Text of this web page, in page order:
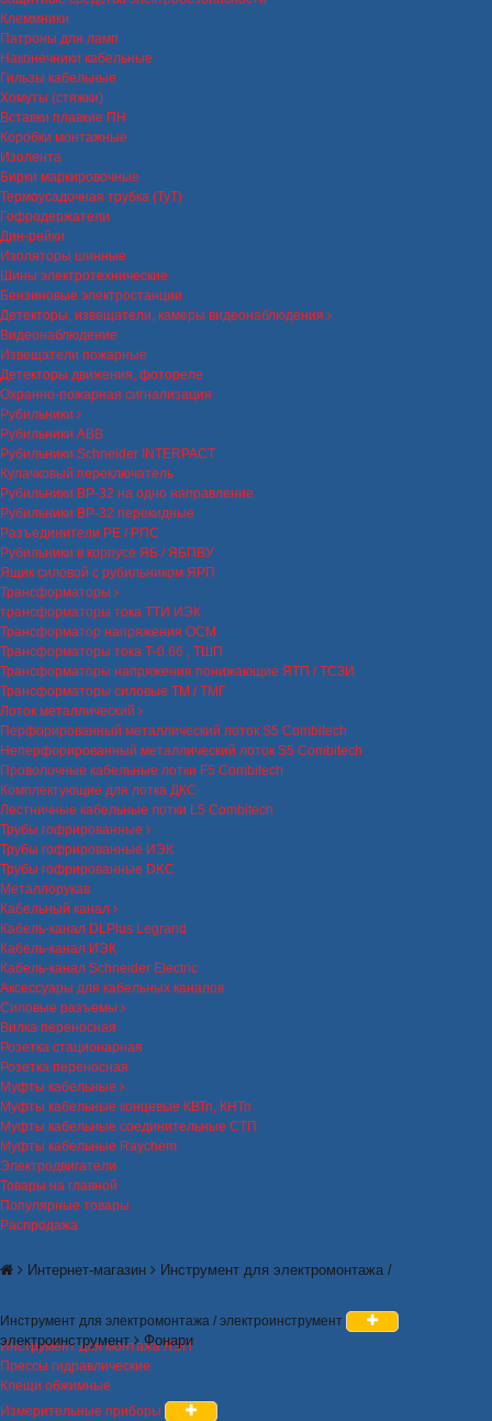
Клеммники
Патроны для ламп
Наконечники кабельные
Гильзы кабельные
Хомуты (стяжки)
Вставки плавкие ПН
Коробки монтажные
Изолента
Бирки маркировочные
Термоусадочная трубка (ТуТ)
Гофродержатели
Дин-рейки
Изоляторы шинные
Шины электротехнические
Бензиновые электростанции
Детекторы, извещатели, камеры видеонаблюдения
Видеонаблюдение
Извещатели пожарные
Детекторы движения, фотореле
Охранно-пожарная сигнализация
Рубильники
Рубильники ABB
Рубильники Schneider INTERPACT
Кулачковый переключатель
Рубильники ВР-32 на одно направление
Рубильники ВР-32 перекидные
Разъединители РЕ / РПС
Рубильники в корпусе ЯБ / ЯБПВУ
Ящик силовой с рубильником ЯРП
Трансформаторы
трансформаторы тока ТТИ ИЭК
Трансформатор напряжения ОСМ
Трансформаторы тока Т-0.66 , ТШП
Трансформаторы напряжения понижающие ЯТП / ТСЗИ
Трансформаторы силовые ТМ / ТМГ
Лоток металлический
Перфорированный металлический лоток S5 Combitech
Неперфорированный металлический лоток S5 Combitech
Проволочные кабельные лотки F5 Combitech
Комплектующие для лотка ДКС
Лестничные кабельные лотки L5 Combitech
Трубы гофрированные
Трубы гофрированные ИЭК
Трубы гофрированные DKC
Металлорукав
Кабельный канал
Кабель-канал DLPlus Legrand
Кабель-канал ИЭК
Кабель-канал Schneider Electric
Аксессуары для кабельных каналов
Силовые разъемы
Вилка переносная
Розетка стационарная
Розетка переносная
Муфты кабельные
Муфты кабельные концевые КВТп, КНТп
Муфты кабельные соединительные СТП
Муфты кабельные Raychem
Электродвигатели
Товары на главной
Популярные товары
Распродажа
Интернет-магазин Инструмент для электромонтажа /
электроинструмент Фонари
Инструмент для электромонтажа / электроинструмент
Инструмент для монтажа ЛЭП
Прессы гидравлические
Клещи обжимные
Измерительные приборы